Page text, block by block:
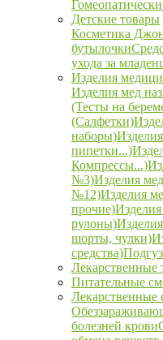
Детские товары
Косметика
бутылочки
ухода за
Изделия
Изделия мед
(Тесты на
(Салфетки)
наборы)
пипетки...)
Компрессы...)
№3)Изделия
№12)Изделия
прочие)
рулоны)
шорты, чулки)
средства)
Лекарственные
Питательные
Лекарственные
болезней крови